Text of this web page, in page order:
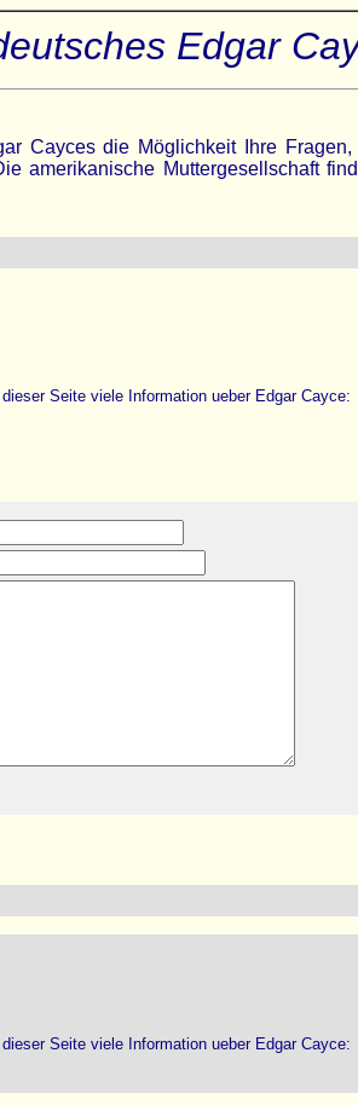
Edgar
Cayces die Möglichkeit Ihre
amerikanische Muttergesellschaft
Seite viele Information ueber Edgar Cayce:
Seite viele Information ueber Edgar Cayce: